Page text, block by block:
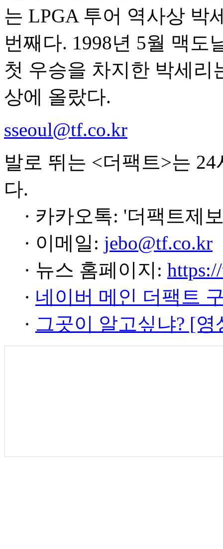
는 LPGA 투어 역사상 박
번째다. 1998년 5월 맥도
첫 우승을 차지한 박세리
상에 올랐다.
sseoul@tf.co.kr
발로 뛰는 <더팩트>는
다.
· 카카오톡: '더팩트제
· 이메일: jebo@tf.co.kr
· 뉴스 홈페이지:
· 네이버 메인 더팩트
· 그곳이 알고싶냐? [